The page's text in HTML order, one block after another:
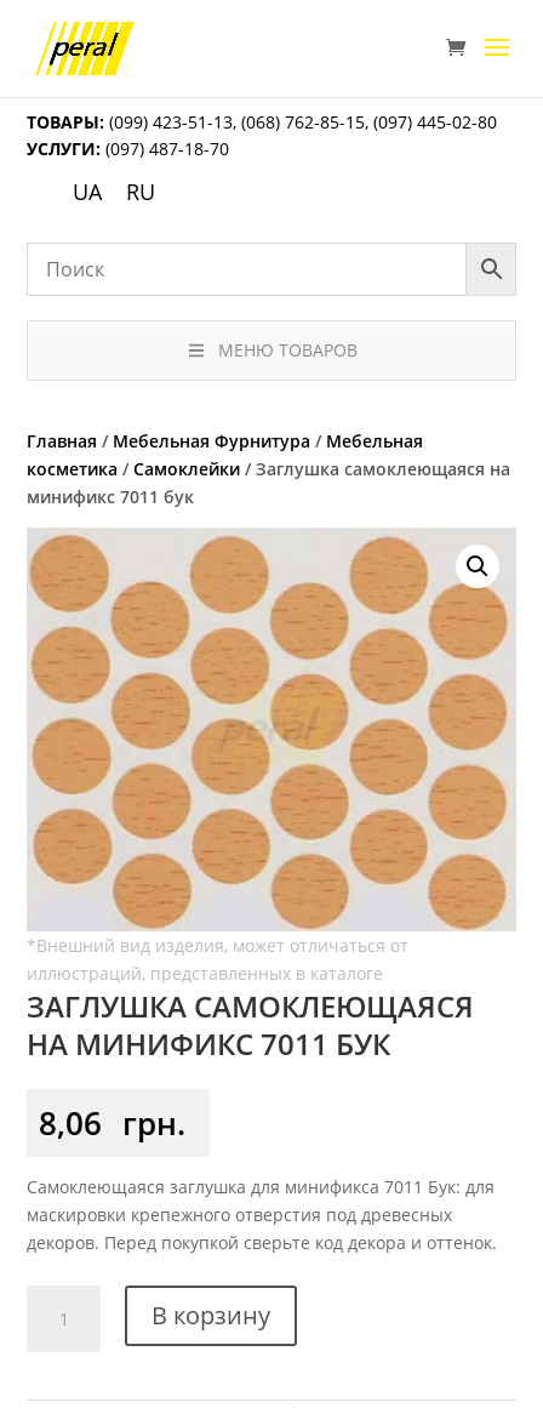
ТОВАРЫ: (099) 423-51-13,(068) 762-85-15,(097) 445-02-80
УСЛУГИ: (097) 487-18-70
UA RU
МЕНЮ ТОВАРОВ
Главная / Мебельная Фурнитура / Мебельная
косметика /Самоклейки / Заглушка самоклеющаяся на
минификс 7011 бук
ЗАГЛУШКА САМОКЛЕЮЩАЯСЯ
НА МИНИФИКС 7011 БУК
8,06 грн.
Самоклеющаяся заглушка для минификса 7011 Бук: для
маскировки крепежного отверстия под древесных
декоров. Перед покупкой сверьте код декора и оттенок.
товара
В корзину